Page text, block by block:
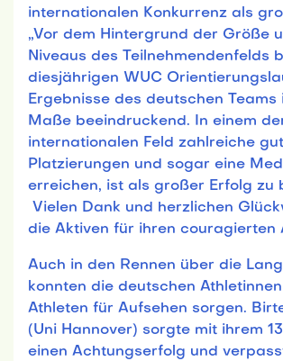
internationalen Konkurrenz als
„Vor dem Hintergrund der Größe
Niveaus des Teilnehmendenfelds
diesjährigen WUC
Ergebnisse des deutschen Teams
Maße beeindruckend. In einem
internationalen Feld zahlreiche
Platzierungen und sogar eine
erreichen, ist als großer Erfolg zu
Vielen Dank und herzlichen
die Aktiven für ihren couragierten
Auch in den Rennen über die
konnten die deutschen
Athleten für Aufsehen sorgen.
(Uni Hannover) sorgte mit ihrem
einen Achtungserfolg und